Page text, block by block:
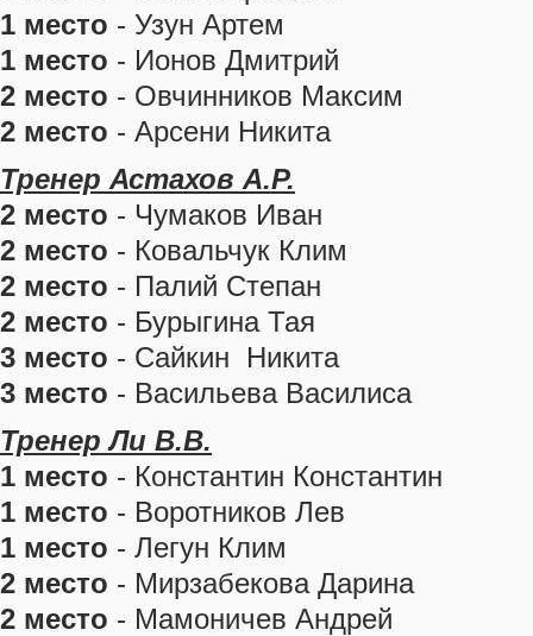
1 место - Узун Артем
1 место - Ионов Дмитрий
2 место - Овчинников Максим
2 место - Арсени Никита
Тренер Астахов А.Р.
2 место - Чумаков Иван
2 место - Ковальчук Клим
2 место - Палий Степан
2 место - Бурыгина Тая
3 место - Сайкин Никита
3 место - Васильева Василиса
Тренер Ли В.В.
1 место - Константин Константин
1 место - Воротников Лев
1 место - Легун Клим
2 место - Мирзабекова Дарина
2 место - Мамоничев Андрей